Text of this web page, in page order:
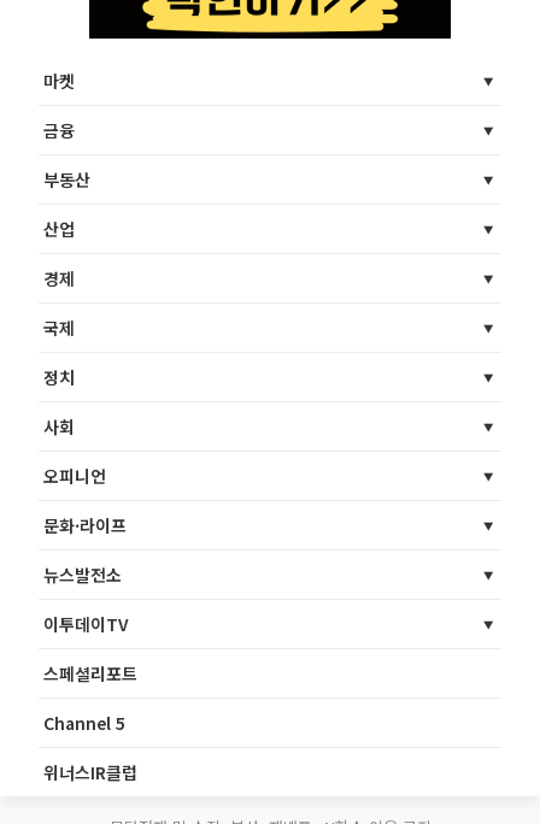
마켓
금융
부동산
산업
경제
국제
정치
사회
오피니언
문화·라이프
뉴스발전소
이투데이TV
스페셜리포트
Channel 5
위너스IR클럽